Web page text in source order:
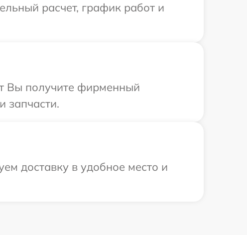
расчет, график работ и
Вы получите фирменный
запчасти.
доставку в удобное место и